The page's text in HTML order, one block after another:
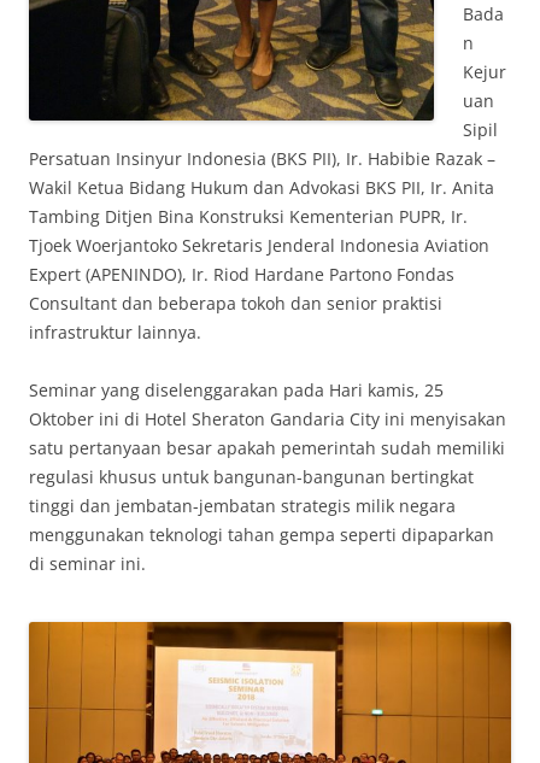
Bada
n
Kejur
uan
Sipil
Persatuan Insinyur Indonesia (BKS PII), Ir. Habibie Razak –
Wakil Ketua Bidang Hukum dan Advokasi BKS PII, Ir. Anita
Tambing Ditjen Bina Konstruksi Kementerian PUPR, Ir.
Tjoek Woerjantoko Sekretaris Jenderal Indonesia Aviation
Expert (APENINDO), Ir. Riod Hardane Partono Fondas
Consultant dan beberapa tokoh dan senior praktisi
infrastruktur lainnya.
Seminar yang diselenggarakan pada Hari kamis, 25
Oktober ini di Hotel Sheraton Gandaria City ini menyisakan
satu pertanyaan besar apakah pemerintah sudah memiliki
regulasi khusus untuk bangunan-bangunan bertingkat
tinggi dan jembatan-jembatan strategis milik negara
menggunakan teknologi tahan gempa seperti dipaparkan
di seminar ini.